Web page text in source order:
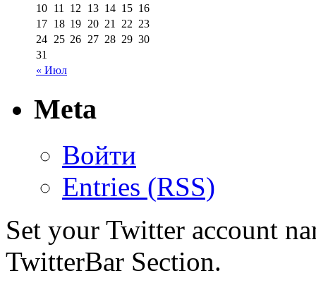
« Июл
10 11 12 13 14 15 16
17 18 19 20 21 22 23
24 25 26 27 28 29 30
31
Meta
Войти
Entries (RSS)
Set your Twitter account
TwitterBar Section.